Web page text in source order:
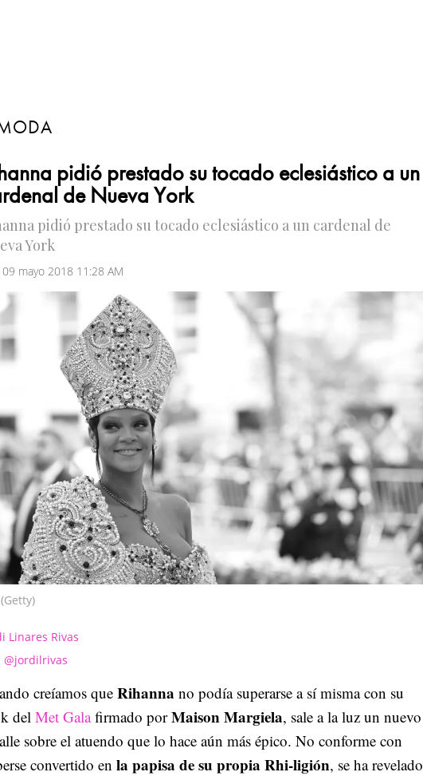
pidió prestado su tocado eclesiástico a un
de Nueva York
pidió prestado su tocado eclesiástico a un cardenal de
York
mayo 2018 11:28 AM
(Getty)
Linares Rivas
@jordilrivas
creíamos que Rihanna no podía superarse a sí misma con su
del Met Gala firmado porMaison Margiela, sale a la luz un nuevo
sobre el atuendo que lo hace aún más épico. No conforme con
convertido en la papisa de su propia Rhi-ligión, se ha revelado